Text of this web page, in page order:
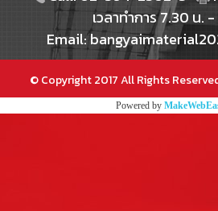
เวลาทำการ 7.30 น.
Email:
© Copyright 2017 All Rights
Powered by